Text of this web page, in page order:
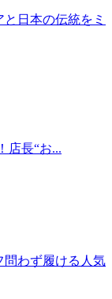
と日本の伝統をミ
店長“お...
問わず履ける人気